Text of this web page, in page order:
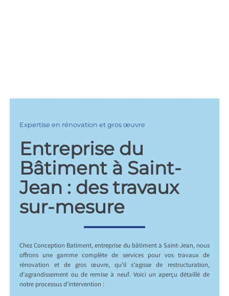
Expertise en rénovation et gros œuvre
Entreprise du
Bâtiment à Saint-
Jean : des travaux
sur-mesure
Chez Conception Batiment, entreprise du bâtiment à Saint-Jean, nous
offrons une gamme complète de services pour vos travaux de
rénovation et de gros œuvre, qu’il s’agisse de restructuration,
d’agrandissement ou de remise à neuf. Voici un aperçu détaillé de
notre processus d’intervention :